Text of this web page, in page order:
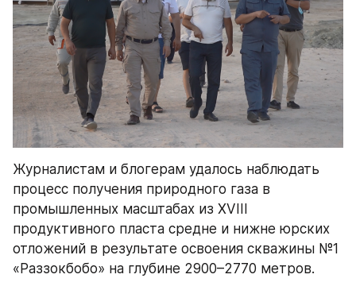
Журналистам и блогерам удалось наблюдать
процесс получения природного газа в
промышленных масштабах из XVIII
продуктивного пласта средне и нижне юрских
отложений в результате освоения скважины №1
«Раззокбобо» на глубине 2900–2770 метров.